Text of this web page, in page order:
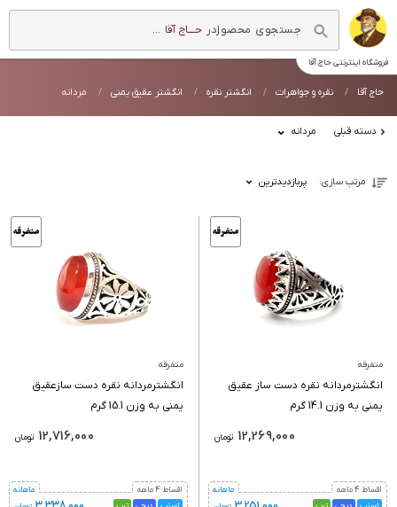
فروشگاه اینترنتیحاج آقا
در حــــاج آقا ...
حاج آقا نقره و جواهرات انگشتر نقره انگشتر عقیق یمنی مردانه
دسته قبلی مردانه
مرتب سازی: پربازدیدترین
متفرقه
انگشترمردانه نقره دست ساز عقیق
یمنی به وزن 14.1 گرم
تومان 12,269,000
اقساط 4 ماهه
ماهانه
متفرقه
انگشترمردانه نقره دست سازعقیق
یمنی به وزن 15.1 گرم
تومان 12,716,000
اقساط 4 ماهه
ماهانه